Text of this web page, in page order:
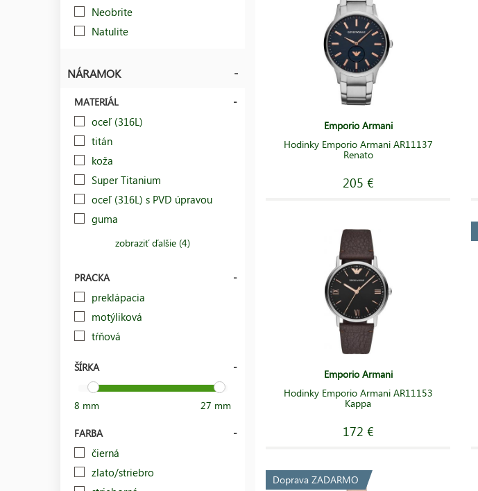
Neobrite
Natulite
NÁRAMOK
MATERIÁL
oceľ (316L)
titán
koža
Super Titanium
oceľ (316L) s PVD úpravou
guma
zobraziť ďalšie (4)
PRACKA
preklápacia
motýliková
tŕňová
ŠÍRKA
8 mm 27 mm
FARBA
čierná
zlato/striebro
Emporio Armani
Hodinky Emporio Armani AR11137
Renato
205 €
Emporio Armani
Hodinky Emporio Armani AR11153
Kappa
172 €
Doprava ZADARMO